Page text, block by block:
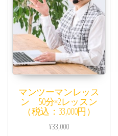
マンツーマンレッス
ン 50分×2レッスン
（税込：33,000円）
¥33,000